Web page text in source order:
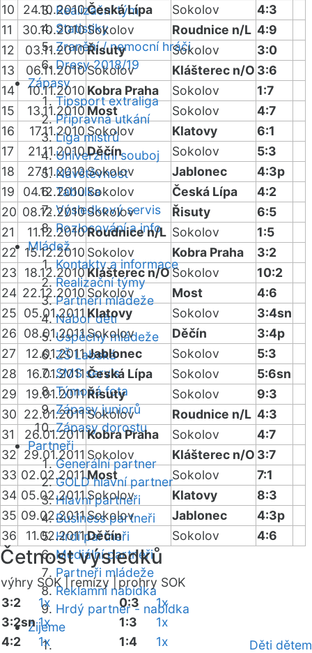
Realizační tým
Statistiky
Zranění / nemocní hráči
Dresy 2018/19
Zápasy
Tipsport extraliga
Přípravná utkání
Liga mistrů
Univerzitní souboj
Návštěvnost
Tabulka
Výsledkový servis
Rozlosování a info
Mládež
Kontakty a informace
Realizační týmy
Partneři mládeže
Nábor dětí
Úspěchy mládeže
ZŠ Labská
SMS servis
Týmová fota
Zápasy juniorů
Zápasy dorostu
Partneři
Generální partner
GOLD hlavní partner
Hlavní partneři
Business partneři
Hrdí partneři
Mediální partneři
Partneři mládeže
Reklamní nabídka
Hrdý partner - nabídka
Žijeme
Děti dětem
10
24.10.2010Česká Lípa Sokolov
4:3
11
30.10.2010Sokolov Roudnice n/L 4:9
12
03.11.2010Řisuty Sokolov
3:0
13
06.11.2010Sokolov Klášterec n/O 3:6
14
10.11.2010 Kobra Praha Sokolov
1:7
15
13.11.2010 Most Sokolov
4:7
16
17.11.2010 Sokolov Klatovy
6:1
17
21.11.2010Děčín Sokolov
5:3
18
27.11.2010Sokolov Jablonec
4:3p
19
04.12.2010 Sokolov Česká Lípa
4:2
20 08.12.2010Sokolov Řisuty
6:5
21
11.12.2010Roudnice n/L Sokolov
1:5
22 15.12.2010 Sokolov Kobra Praha
3:2
23
18.12.2010Klášterec n/OSokolov
10:2
24 22.12.2010 Sokolov Most
4:6
25 05.01.2011 Klatovy Sokolov
3:4sn
26 08.01.2011Sokolov Děčín
3:4p
27
12.01.2011Jablonec Sokolov
5:3
28
16.01.2011 Česká Lípa Sokolov
5:6sn
29
19.01.2011Řisuty Sokolov
9:3
30 22.01.2011Sokolov Roudnice n/L 4:3
31
26.01.2011Kobra Praha Sokolov
4:7
32 29.01.2011 Sokolov Klášterec n/O 3:7
33 02.02.2011Most Sokolov
7:1
34 05.02.2011Sokolov Klatovy
8:3
35 09.02.2011Sokolov Jablonec
4:3p
36
11.02.2011Děčín Sokolov 4:6
Četnost výsledků
výhry SOK | remízy |
prohry SOK
3:2
1x
3:2sn 1x
4:2
1x
0:3
1x
1:3
1x
1:4
1x